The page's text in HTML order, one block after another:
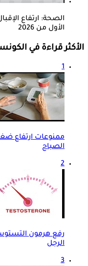
الأول من 2026
الأكثر قراءة في
1
الصباح
2
الرجل
3